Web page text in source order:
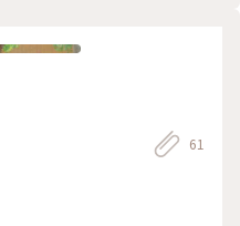
もホットも甘かったので、ちょ
ィ！ランチ代プラス300円で
🍀 #心の贅沢💝
61